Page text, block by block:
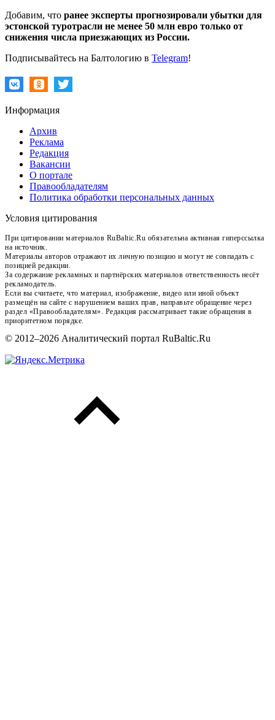
Добавим, что ранее эксперты прогнозировали убытки для
эстонской туротрасли не менее 50 млн евро только от
снижения числа приезжающих из России.
Подписывайтесь на Балтологию в Telegram!
Информация
Архив
Реклама
Редакция
Вакансии
О портале
Правообладателям
Политика обработки персональных данных
Условия цитирования
При цитировании материалов RuBaltic.Ru обязательна активная гиперссылка
на источник.
Материалы авторов отражают их личную позицию и могут не совпадать с
позицией редакции.
За содержание рекламных и партнёрских материалов ответственность несёт
рекламодатель.
Если вы считаете, что материал, изображение, видео или иной объект
размещён на сайте с нарушением ваших прав, направьте обращение через
раздел «Правообладателям». Редакция рассматривает такие обращения в
приоритетном порядке.
© 2012–2026 Аналитический портал RuBaltic.Ru